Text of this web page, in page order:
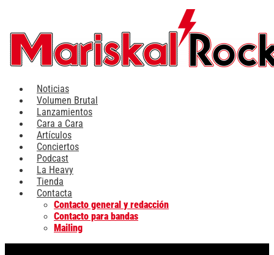
contenido
Noticias
Volumen Brutal
Lanzamientos
Cara a Cara
Artículos
Conciertos
Podcast
La Heavy
Tienda
Contacta
Contacto general y redacción
Contacto para bandas
Mailing